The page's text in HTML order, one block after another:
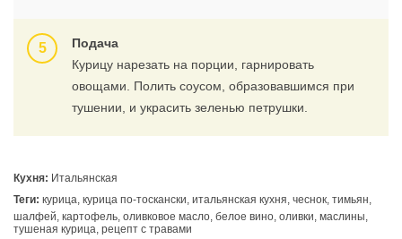
Подача
Курицу нарезать на порции, гарнировать
овощами. Полить соусом, образовавшимся при
тушении, и украсить зеленью петрушки.
Кухня: Итальянская
Теги: курица, курица по-тоскански, итальянская кухня, чеснок, тимьян,
шалфей, картофель, оливковое масло, белое вино, оливки, маслины,
тушеная курица, рецепт с травами